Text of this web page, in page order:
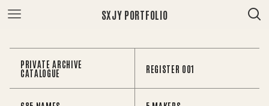
SXJY PORTFOLIO
PRIVATE ARCHIVE
CATALOGUE REGISTER 001